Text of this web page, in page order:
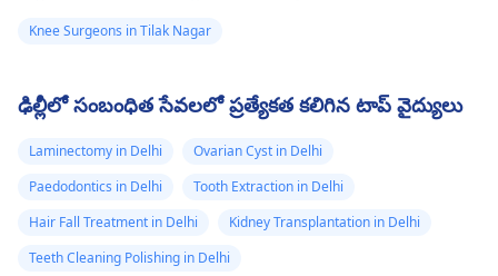
Knee Surgeons in Tilak Nagar
ఢిల్లీలో సంబంధిత సేవలలో ప్రత్యేకత కలిగిన టాప్ వైద్యులు
Laminectomy in Delhi
Ovarian Cyst in Delhi
Paedodontics in Delhi
Tooth Extraction in Delhi
Hair Fall Treatment in Delhi
Kidney Transplantation in Delhi
Teeth Cleaning Polishing in Delhi